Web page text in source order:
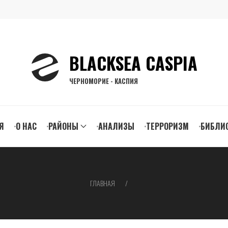
BLACKSEA CASPIA
ЧЕРНОМОРИЕ - КАСПИЯ
О НАС РАЙОНЫ АНАЛИЗЫ ТЕРРОРИЗМ
ГЛАВНАЯ